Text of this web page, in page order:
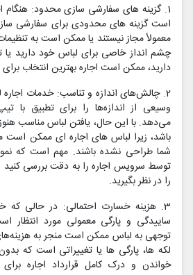
1. گزینه های سفارشی سازی محدود:
است گزینه های محدودی برای سفارشی
معمولاً مجاز نیستند یا ممکن است به
چشم انداز خاصی برای لباس خود دارید یا
دارید، ممکن است اجاره بهترین انتخاب برای
2. چالش‌های اندازه و تناسب: خدمات
وسیعی از اندازه‌ها را برای تطبیق با
می‌دهد. با این حال، یافتن لباس مناسب
باشد، زیرا لباس های اجاره ای ممکن است
شما طراحی نشده باشند. مهم است که
توسط سرویس اجاره را به دقت بررسی کنید
را در نظر بگیرید.
3. هزینه خسارت احتمالی: در حالی که
ساییدگی و پارگی معمولی مورد انتظار
توجهی به لباس ممکن است منجر به
لکه ها، پارگی ها یا تغییراتی است که
خواندن و درک کامل قرارداد اجاره